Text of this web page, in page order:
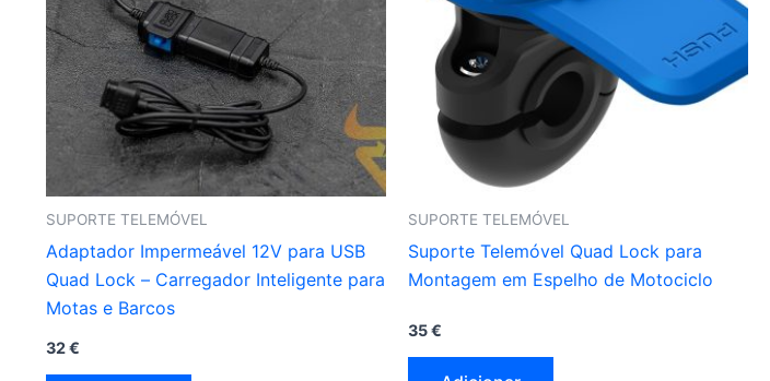
SUPORTE TELEMÓVEL
Adaptador Impermeável 12V para USB
Quad Lock – Carregador Inteligente para
Motas e Barcos
32€
SUPORTE TELEMÓVEL
Suporte Telemóvel Quad Lock para
Montagem em Espelho de Motociclo
35€